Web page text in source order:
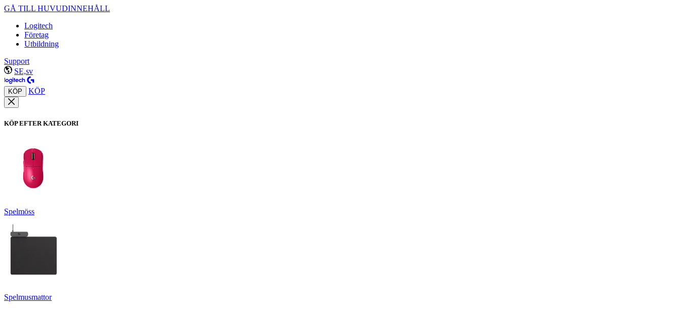
GÅ TILL HUVUDINNEHÅLL
Logitech
Företag
Utbildning
Support
SE,sv
KÖP KÖP
KÖP EFTER KATEGORI
Spelmöss
Spelmusmattor